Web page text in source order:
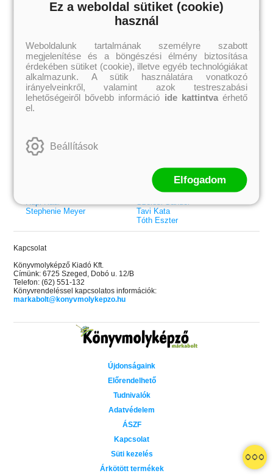
Grace and Glory - Kegyelem és
dicsőség (Az Előhírnök-trilógia
Különleges éldekorált kiadás!
Bad Girl Reputation
lány (Avalon Bay 2.)
Elle Kennedy
Külföldiek
Brigid Kemmerer
Cassandra Clare
Colleen Hoover
Elle Kennedy
Erin Watt
Holly Webb
Jenny Han
Leigh Bardugo
Maggie Stiefvater
Rupi Kaur
Stephenie Meyer
Magyarok
Ashley Carrigan
Benina
Bessenyei Gábor
Bodor Attila
Böszörményi Gyula
Rácz-Stefán Tibor
Róbert Katalin
Spirit Bliss
Szélesi Sándor
Tavi Kata
Tóth Eszter
Kapcsolat
Könyvmolyképző Kiadó Kft.
Címünk: 6725 Szeged, Dobó u. 12/B
Telefon: (62) 551-132
Könyvrendeléssel kapcsolatos információk:
markabolt@konyvmolykepzo.hu
Újdonságaink
Előrendelhető
Tudnivalók
Adatvédelem
ÁSZF
Kapcsolat
Süti kezelés
Árkötött termékek
Ez a weboldal sütiket (cookie)
használ
Weboldalunk tartalmának személyre szabott
megjelenítése és a böngészési élmény biztosítása
érdekében sütiket (cookie), illetve egyéb technológiákat
alkalmazunk. A sütik használatára vonatkozó
irányelveinkről, valamint azok testreszabási
lehetőségeiről bővebb információ ide kattintvaérhető
el.
Beállítások
Elfogadom